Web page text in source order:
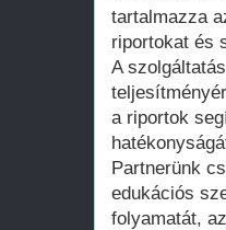
tartalmazza
riportokat és
A
a riportok
Partnerünk
edukációs
folyamatát,